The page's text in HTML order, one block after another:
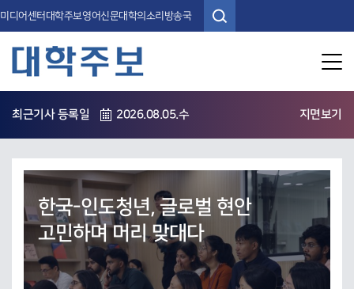
미디어센터 대학주보 영어신문대학의소리방송국
메뉴 열기
최근기사 등록일 2026.08.05.수 지면보기
'최대 6학점' 학점포기 전과목
확대… '7학기 이상' 재학생 신청
가능